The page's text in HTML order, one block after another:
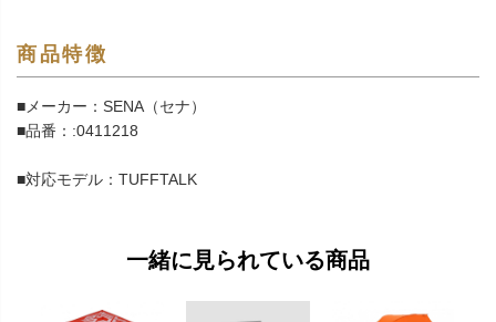
商品特徴
■メーカー：SENA（セナ）
■品番：:0411218
■対応モデル：TUFFTALK
一緒に見られている商品